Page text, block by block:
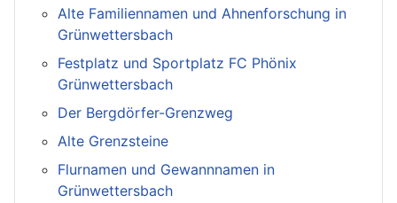
Alte Familiennamen und Ahnenforschung in
Grünwettersbach
Festplatz und Sportplatz FC Phönix
Grünwettersbach
Der Bergdörfer-Grenzweg
Alte Grenzsteine
Flurnamen und Gewannnamen in
Grünwettersbach